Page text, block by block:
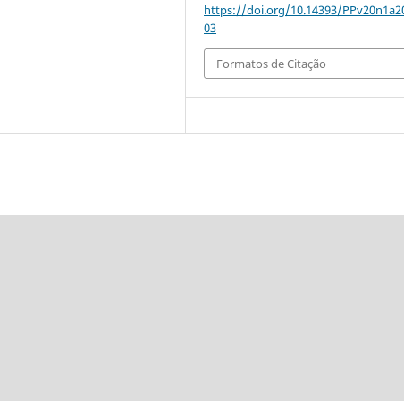
https://doi.org/10.14393/
03
Formatos de Citação